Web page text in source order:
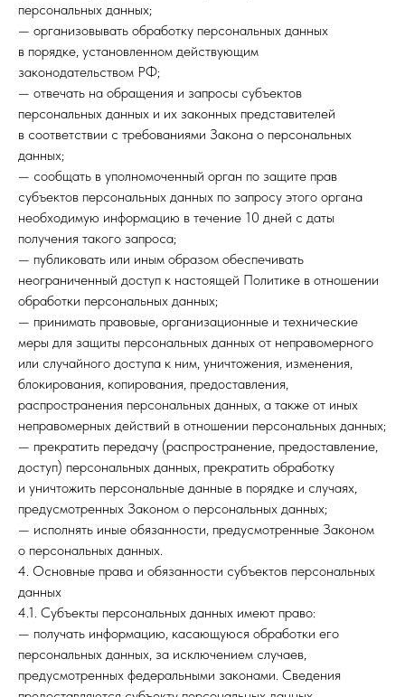
персональных данных;
— организовывать обработку персональных данных
в порядке, установленном действующим
законодательством РФ;
— отвечать на обращения и запросы субъектов
персональных данных и их законных представителей
в соответствии с требованиями Закона о персональных
данных;
— сообщать в уполномоченный орган по защите прав
субъектов персональных данных по запросу этого органа
необходимую информацию в течение 10 дней с даты
получения такого запроса;
— публиковать или иным образом обеспечивать
неограниченный доступ к настоящей Политике в отношении
обработки персональных данных;
— принимать правовые, организационные и технические
меры для защиты персональных данных от неправомерного
или случайного доступа к ним, уничтожения, изменения,
блокирования, копирования, предоставления,
распространения персональных данных, а также от иных
неправомерных действий в отношении персональных данных;
— прекратить передачу (распространение, предоставление,
доступ) персональных данных, прекратить обработку
и уничтожить персональные данные в порядке и случаях,
предусмотренных Законом о персональных данных;
— исполнять иные обязанности, предусмотренные Законом
о персональных данных.
4. Основные права и обязанности субъектов персональных
данных
4.1. Субъекты персональных данных имеют право:
— получать информацию, касающуюся обработки его
персональных данных, за исключением случаев,
предусмотренных федеральными законами. Сведения